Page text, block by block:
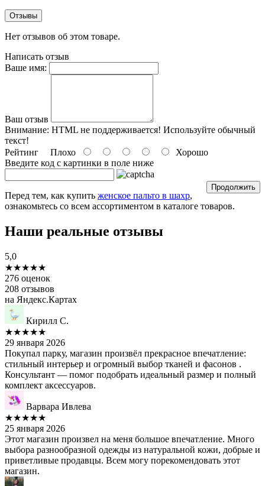
Отзывы
Нет отзывов об этом товаре.
Написать отзыв
Ваше имя:
Ваш отзыв
Внимание: HTML не поддерживается! Используйте обычный
текст!
Рейтинг Плохо
Хорошо
Введите код c картинки в поле ниже
Продолжить
Перед тем, как купить женское пальто в шахр,
ознакомьтесь со всем ассортиментом в каталоге товаров.
Наши реальные отзывы
5,0
★★★★★
276 оценок
208 отзывов
на Яндекс.Картах
Кирилл С.
★★★★★
29 января 2026
Покупал парку, магазин произвёл прекрасное впечатление:
стильный интерьер и огромный выбор тканей и фасонов .
Консультант — помог подобрать идеальный размер и полный
комплект аксессуаров.
Варвара Ивлева
★★★★★
25 января 2026
Этот магазин произвел на меня большое впечатление. Много
выбора разнообразной одежды из натуральной кожи, добрые и
приветливые продавцы. Всем могу порекомендовать этот
магазин.